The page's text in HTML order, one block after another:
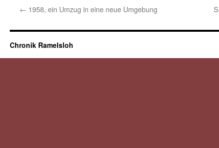
← 1958, ein Umzug in eine neue Umgebung
Chronik Ramelsloh